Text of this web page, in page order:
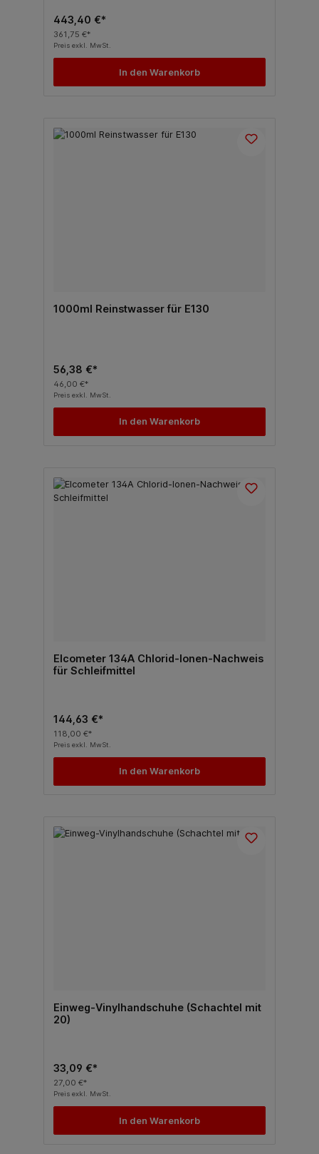
443,40 €*
361,75 €*
Preis exkl. MwSt.
In den Warenkorb
1000ml Reinstwasser für E130
56,38 €*
46,00 €*
Preis exkl. MwSt.
In den Warenkorb
Elcometer 134A Chlorid-Ionen-Nachweis
für Schleifmittel
144,63 €*
118,00 €*
Preis exkl. MwSt.
In den Warenkorb
Einweg-Vinylhandschuhe (Schachtel mit
20)
33,09 €*
27,00 €*
Preis exkl. MwSt.
In den Warenkorb